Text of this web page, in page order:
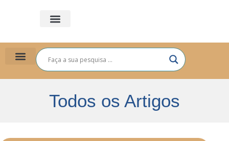
Todos os Artigos